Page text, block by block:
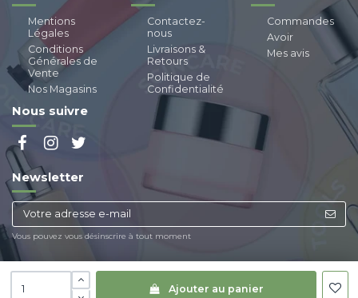
Ajouter au panier
Mentions
Légales
Conditions
Générales de
Vente
Nos Magasins
Contactez-
nous
Livraisons &
Retours
Politique de
Confidentialité
Commandes
Avoir
Mes avis
Nous suivre
Newsletter
Vous pouvez vous désinscrire à tout moment